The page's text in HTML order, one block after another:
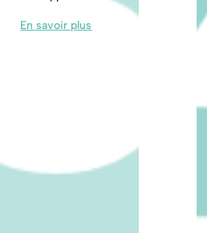
En savoir plus